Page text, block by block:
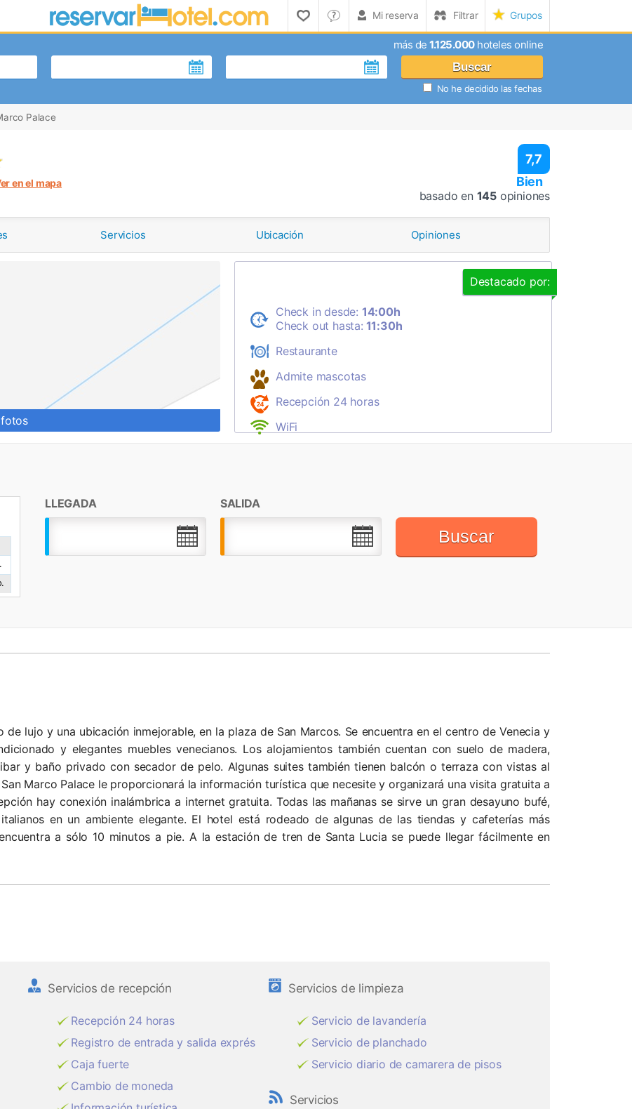
Grupos
Filtrar
Mi reserva
más de 1.125.000hoteles online
Buscar
No he decidido las fechas
Palace
7,7
Bien
basado en 145 opiniones
en el mapa
Servicios Ubicación Opiniones
Destacado por:
Check in desde: 14:00h
Check out hasta: 11:30h
Restaurante
Admite mascotas
Recepción 24 horas
WiFi
LLEGADA SALIDA
Buscar
de lujo y una ubicación inmejorable, en la plaza de San Marcos. Se encuentra en el centro de Venecia y
y elegantes muebles venecianos. Los alojamientos también cuentan con suelo de madera,
y baño privado con secador de pelo. Algunas suites también tienen balcón o terraza con vistas al
Marco Palace le proporcionará la información turística que necesite y organizará una visita gratuita a
hay conexión inalámbrica a internet gratuita. Todas las mañanas se sirve un gran desayuno bufé,
en un ambiente elegante. El hotel está rodeado de algunas de las tiendas y cafeterías más
a sólo 10 minutos a pie. A la estación de tren de Santa Lucia se puede llegar fácilmente en
Servicios de recepción
Recepción 24 horas
Registro de entrada y salida exprés
Caja fuerte
Cambio de moneda
Servicios de limpieza
Servicio de lavandería
Servicio de planchado
Servicio diario de camarera de pisos
Servicios